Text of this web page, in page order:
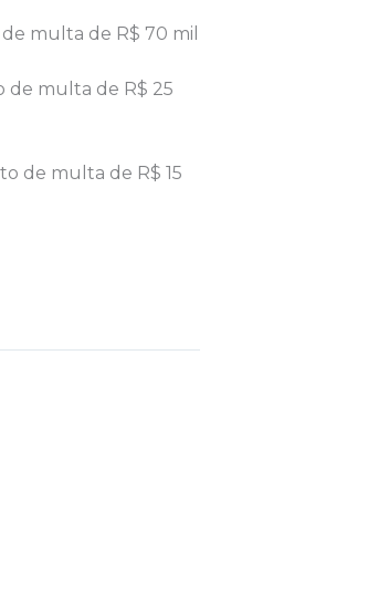
multa de R$ 70 mil
de multa de R$ 25
de multa de R$ 15